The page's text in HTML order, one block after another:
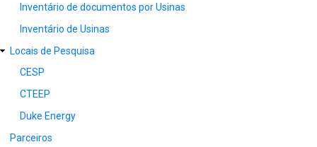
Inventário de documentos por Usinas
Inventário de Usinas
Locais de Pesquisa
CESP
CTEEP
Duke Energy
Parceiros